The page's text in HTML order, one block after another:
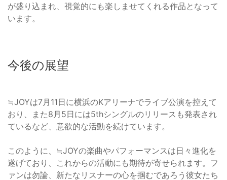
が盛り込まれ、視覚的にも楽しませてくれる作品となって
います。
今後の展望
≒JOYは7月11日に横浜のKアリーナでライブ公演を控えて
おり、また8月5日には5thシングルのリリースも発表され
ているなど、意欲的な活動を続けています。
このように、≒JOYの楽曲やパフォーマンスは日々進化を
遂げており、これからの活動にも期待が寄せられます。フ
ァンは勿論、新たなリスナーの心を掴むであろう彼女たち